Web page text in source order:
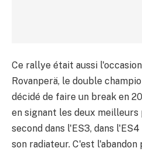
Ce rallye était aussi
Rovanperä, le double
décidé de faire un break en
en signant les deux
second dans l'ES3, dans
son radiateur. C'est